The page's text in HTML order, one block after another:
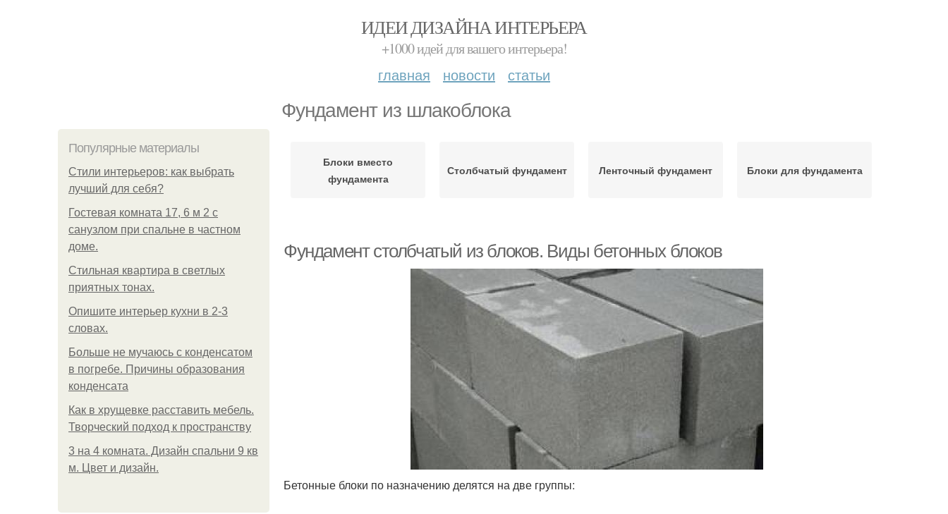
ИДЕИ ДИЗАЙНА ИНТЕРЬЕРА
+1000 идей для вашего интерьера!
главная новости статьи
Фундамент из шлакоблока
Популярные материалы
Стили интерьеров: как выбрать
лучший для себя?
Гостевая комната 17, 6 м 2 с
санузлом при спальне в частном
доме.
Стильная квартира в светлых
приятных тонах.
Опишите интерьер кухни в 2-3
словах.
Больше не мучаюсь с конденсатом
в погребе. Причины образования
конденсата
Как в хрущевке расставить мебель.
Творческий подход к пространству
3 на 4 комната. Дизайн спальни 9 кв
м. Цвет и дизайн.
Блоки вместо
фундамента
Столбчатый фундамент Ленточный фундамент Блоки для фундамента
Фундамент столбчатый из блоков. Виды бетонных блоков
Бетонные блоки по назначению делятся на две группы: